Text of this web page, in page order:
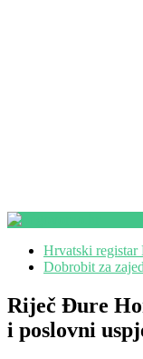
Hrvatski registar
Dobrobit za
Riječ Đure
i poslovni